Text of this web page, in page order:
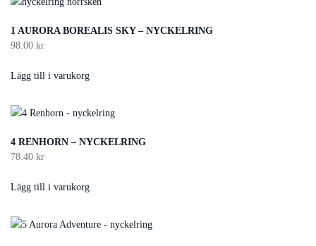
1 AURORA BOREALIS SKY – NYCKELRING
98.00 kr
Lägg till i varukorg
4 RENHORN – NYCKELRING
78.40 kr
Lägg till i varukorg